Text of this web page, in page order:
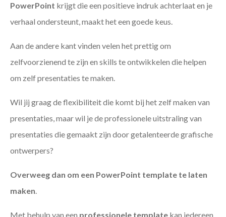
PowerPoint krijgt die een positieve indruk achterlaat en je
verhaal ondersteunt, maakt het een goede keus.
Aan de andere kant vinden velen het prettig om
zelfvoorzienend te zijn en skills te ontwikkelen die helpen
om zelf presentaties te maken.
Wil jij graag de flexibiliteit die komt bij het zelf maken van
presentaties, maar wil je de professionele uitstraling van
presentaties die gemaakt zijn door getalenteerde grafische
ontwerpers?
Overweeg dan om een PowerPoint template te laten
maken.
Met behulp van een professionele template kan iedereen